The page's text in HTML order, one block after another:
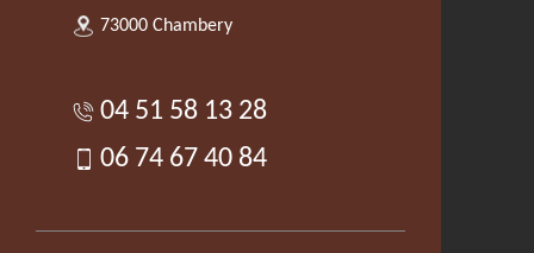
73000 Chambery
04 51 58 13 28
06 74 67 40 84